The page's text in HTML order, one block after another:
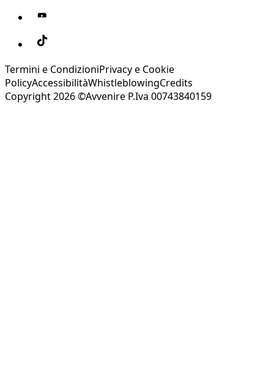
Termini e CondizioniPrivacy e Cookie
PolicyAccessibilitàWhistleblowingCredits
Copyright 2026 ©Avvenire P.Iva 00743840159